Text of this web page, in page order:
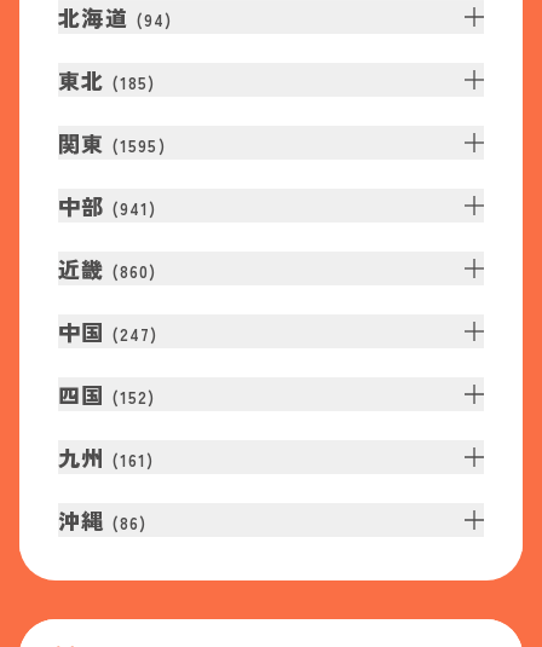
北海道 (94)
東北 (185)
関東 (1595 )
中部 (941 )
近畿 (860)
中国 (247)
四国 (152)
九州 (161 )
沖縄 (86)